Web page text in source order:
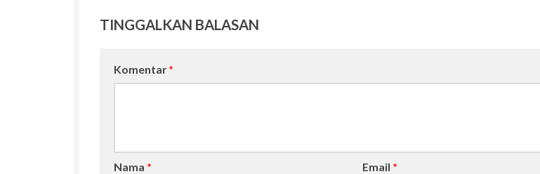
TINGGALKAN BALASAN
Komentar *
Nama * Email *